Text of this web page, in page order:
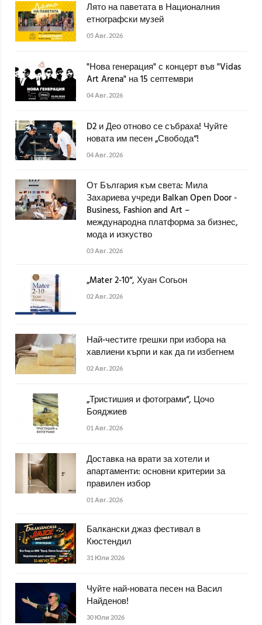
Лято на паветата в Националния
етнографски музей
05 Авг. 2026
"Нова генерация" с концерт във "Vidas
Art Arena" на 15 септември
04 Авг. 2026
D2 и Део отново се събраха! Чуйте
новата им песен „Свобода“!
04 Авг. 2026
От България към света: Мила
Захариева учреди Balkan Open Door -
Business, Fashion and Art –
международна платформа за бизнес,
мода и изкуство
03 Авг. 2026
„Mater 2-10“, Хуан Согьон
02 Авг. 2026
Най-честите грешки при избора на
хавлиени кърпи и как да ги избегнем
02 Авг. 2026
„Тристишия и фотограми“, Цочо
Бояджиев
01 Авг. 2026
Доставка на врати за хотели и
апартаменти: основни критерии за
правилен избор
01 Авг. 2026
Балкански джаз фестивал в
Кюстендил
31 Юли 2026
Чуйте най-новата песен на Васил
Найденов!
30 Юли 2026